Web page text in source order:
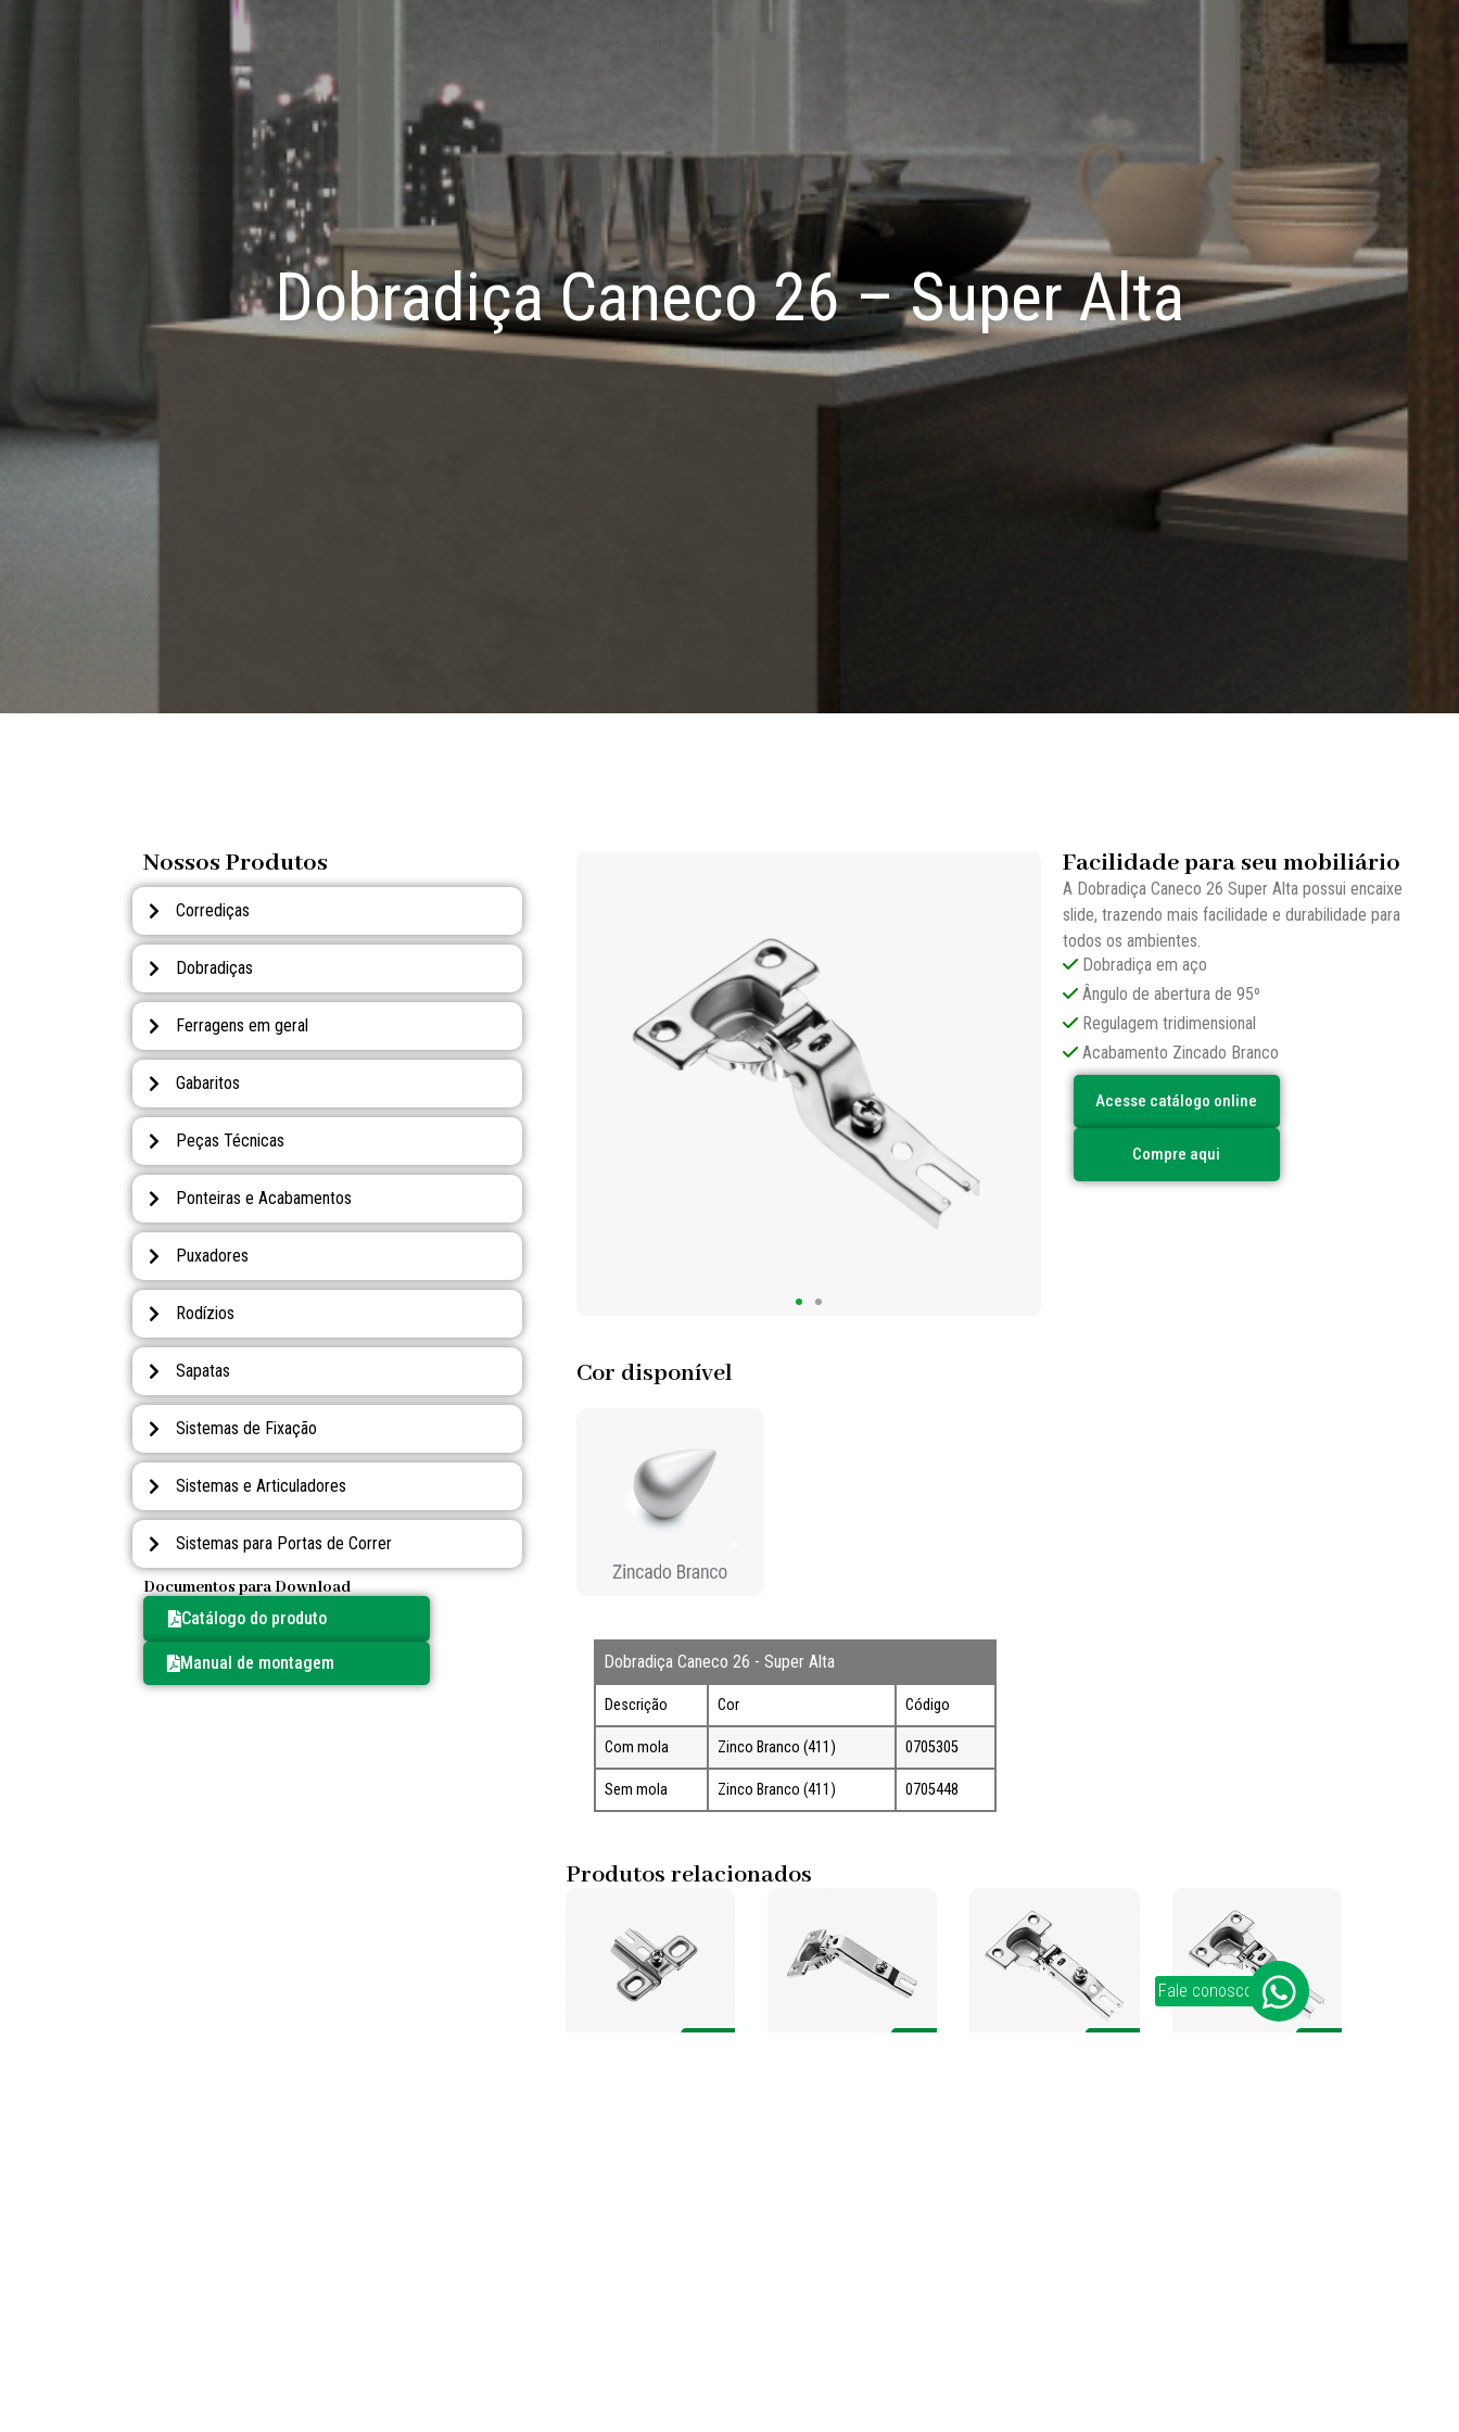
Dobradiça Caneco 26 – Super Alta
Nossos Produtos
Corrediças
Dobradiças
Ferragens em geral
Gabaritos
Peças Técnicas
Ponteiras e Acabamentos
Puxadores
Rodízios
Sapatas
Sistemas de Fixação
Sistemas e Articuladores
Sistemas para Portas de Correr
Documentos para Download
Catálogo do produto
Manual de montagem
Facilidade para seu mobiliário
A Dobradiça Caneco 26 Super Alta possui encaixe
slide, trazendo mais facilidade e durabilidade para
todos os ambientes.
Dobradiça em aço
Ângulo de abertura de 95º
Regulagem tridimensional
Acabamento Zincado Branco
Acesse catálogo online
Compre aqui
Cor disponível
Dobradiça Caneco 26 - Super Alta
Descrição Cor Código
Com mola Zinco Branco (411) 0705305
Sem mola Zinco Branco (411) 0705448
Produtos relacionados
Fale conosco